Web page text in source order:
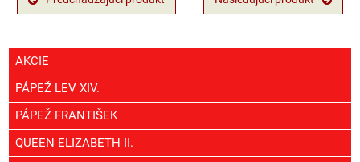
AKCIE
PÁPEŽ LEV XIV.
PÁPEŽ FRANTIŠEK
QUEEN ELIZABETH II.